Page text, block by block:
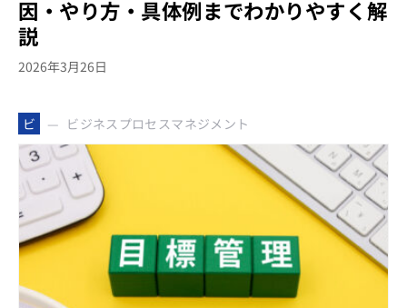
因・やり方・具体例までわかりやすく解
説
2026年3月26日
ビ ビジネスプロセスマネジメント